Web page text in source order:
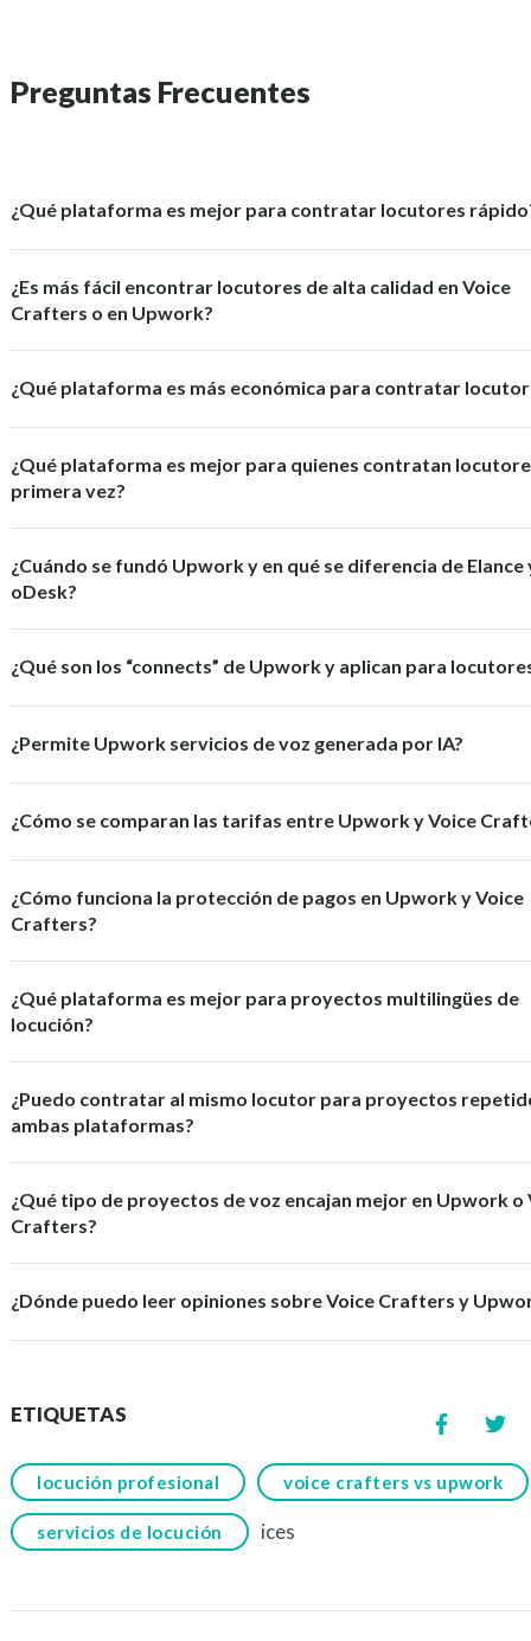
Preguntas Frecuentes
¿Qué plataforma es mejor para contratar locutores
¿Es más fácil encontrar locutores de alta calidad en Voice
Crafters o en Upwork?
¿Qué plataforma es más económica para contratar
¿Qué plataforma es mejor para quienes contratan
primera vez?
¿Cuándo se fundó Upwork y en qué se diferencia de Elance
oDesk?
¿Qué son los “connects” de Upwork y aplican para
¿Permite Upwork servicios de voz generada por IA?
¿Cómo se comparan las tarifas entre Upwork y Voice
¿Cómo funciona la protección de pagos en Upwork y Voice
Crafters?
¿Qué plataforma es mejor para proyectos multilingües de
locución?
¿Puedo contratar al mismo locutor para proyectos
ambas plataformas?
¿Qué tipo de proyectos de voz encajan mejor en Upwork o
Crafters?
¿Dónde puedo leer opiniones sobre Voice Crafters y
ETIQUETAS
locución profesional voice crafters vs upwork
servicios de locución ices